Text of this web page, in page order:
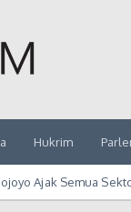
Hukrim
Ajak Semua